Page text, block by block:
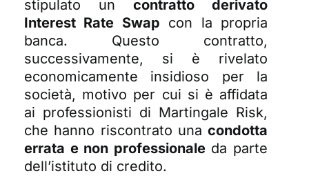
stipulato uncontratto derivato
Interest Rate Swap con la propria
banca. Questo contratto,
successivamente, si è rivelato
economicamente insidioso per la
società, motivo per cui si è affidata
ai professionisti di Martingale Risk,
che hanno riscontrato unacondotta
errata e non professionaleda parte
dell’istituto di credito.